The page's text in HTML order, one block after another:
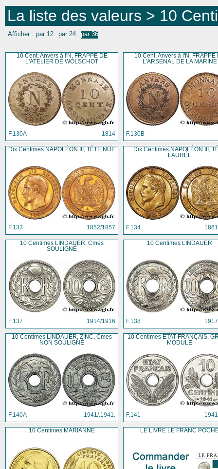
La liste des valeurs > 10
Afficher : par 12 par 24 par 36
10 Cent. Anvers à l'N, FRAPPE DE
L'ATELIER DE WOLSCHOT
F.130A 1814
10 Cent. Anvers à l'N, FRAPPE
L'ARSENAL DE LA MARINE
F.130B
Dix Centimes NAPOLÉON III, TÊTE NUE
F.133 1852/1857
Dix Centimes NAPOLÉON III,
LAURÉE
F.134
10 Centimes LINDAUER, Cmes
SOULIGNÉ
F.137 1914/1916
10 Centimes LINDAUER
F.138
10 Centimes LINDAUER, ZINC, Cmes
NON SOULIGNÉ
F.140A 1941/.1941.
10 Centimes ÉTAT FRANÇAIS,
MODULE
F.141
10 Centimes MARIANNE LE LIVRE LE FRANC